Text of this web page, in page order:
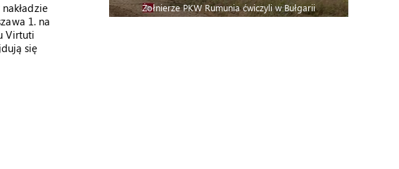
1. na
Virtuti
się
Żołnierze PKW Rumunia ćwiczyli w Bułgarii